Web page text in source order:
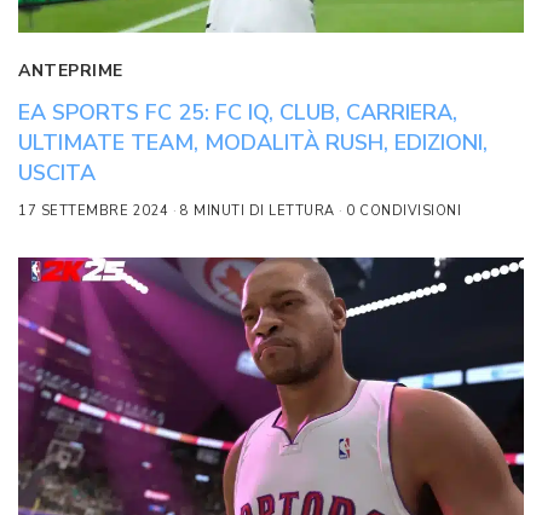
ANTEPRIME
EA SPORTS FC 25: FC IQ, CLUB, CARRIERA,
ULTIMATE TEAM, MODALITÀ RUSH, EDIZIONI,
USCITA
17 SETTEMBRE 2024 8 MINUTI DI LETTURA 0 CONDIVISIONI